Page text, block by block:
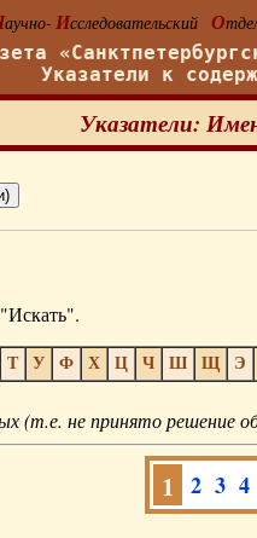
аучно- Исследовательский О
Указатели к
Указатели:
Т У Ф Х Ц Ч Ш Щ Э
(т.е. не принято решение
1 2 3 4